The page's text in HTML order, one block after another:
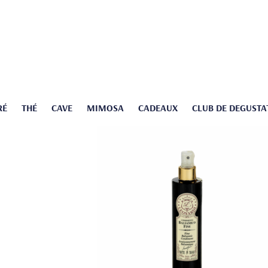
THÉ CAVE MIMOSA CADEAUX CLUB DE